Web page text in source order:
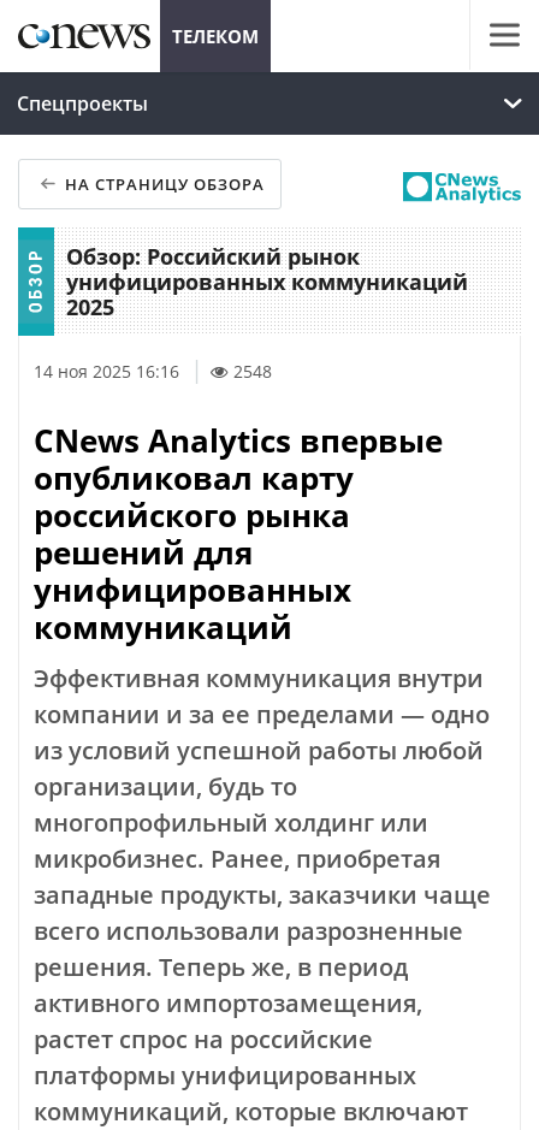
ТЕЛЕКОМ
Спецпроекты
НА СТРАНИЦУ ОБЗОРА
Обзор: Российский рынок
унифицированных коммуникаций
2025
14 ноя 2025 16:16 2548
CNews Analytics впервые
опубликовал карту
российского рынка
решений для
унифицированных
коммуникаций
Эффективная коммуникация внутри
компании и за ее пределами — одно
из условий успешной работы любой
организации, будь то
многопрофильный холдинг или
микробизнес. Ранее, приобретая
западные продукты, заказчики чаще
всего использовали разрозненные
решения. Теперь же, в период
активного импортозамещения,
растет спрос на российские
платформы унифицированных
коммуникаций, которые включают